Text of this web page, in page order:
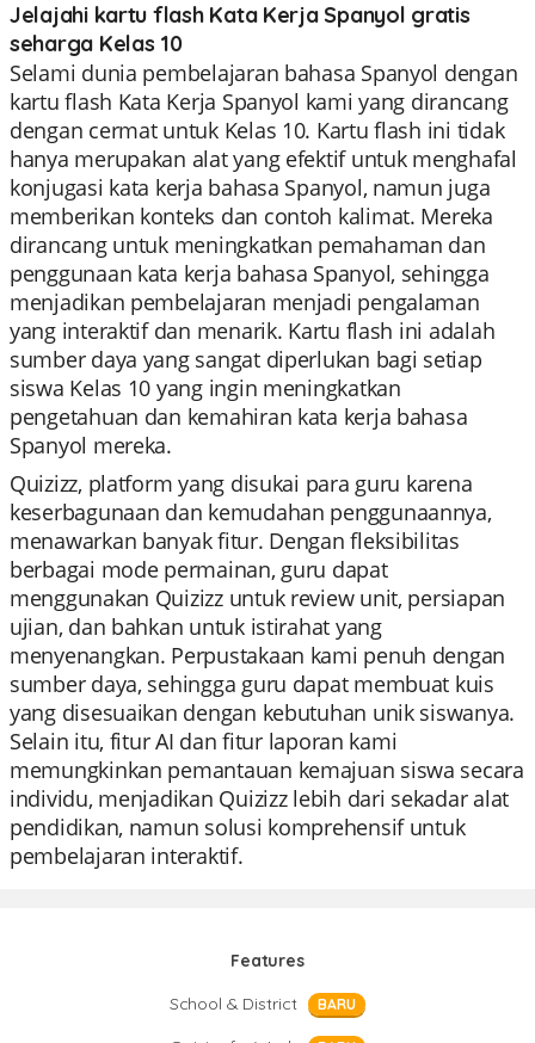
Jelajahi kartu flash Kata Kerja Spanyol gratis
seharga Kelas 10
Selami dunia pembelajaran bahasa Spanyol dengan
kartu flash Kata Kerja Spanyol kami yang dirancang
dengan cermat untuk Kelas 10. Kartu flash ini tidak
hanya merupakan alat yang efektif untuk menghafal
konjugasi kata kerja bahasa Spanyol, namun juga
memberikan konteks dan contoh kalimat. Mereka
dirancang untuk meningkatkan pemahaman dan
penggunaan kata kerja bahasa Spanyol, sehingga
menjadikan pembelajaran menjadi pengalaman
yang interaktif dan menarik. Kartu flash ini adalah
sumber daya yang sangat diperlukan bagi setiap
siswa Kelas 10 yang ingin meningkatkan
pengetahuan dan kemahiran kata kerja bahasa
Spanyol mereka.
Quizizz, platform yang disukai para guru karena
keserbagunaan dan kemudahan penggunaannya,
menawarkan banyak fitur. Dengan fleksibilitas
berbagai mode permainan, guru dapat
menggunakan Quizizz untuk review unit, persiapan
ujian, dan bahkan untuk istirahat yang
menyenangkan. Perpustakaan kami penuh dengan
sumber daya, sehingga guru dapat membuat kuis
yang disesuaikan dengan kebutuhan unik siswanya.
Selain itu, fitur AI dan fitur laporan kami
memungkinkan pemantauan kemajuan siswa secara
individu, menjadikan Quizizz lebih dari sekadar alat
pendidikan, namun solusi komprehensif untuk
pembelajaran interaktif.
Features
School & District
BARU